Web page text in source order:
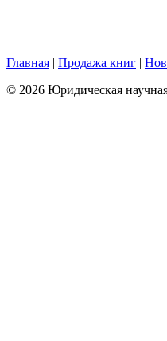
Главная | Продажа книг |
© 2026 Юридическая